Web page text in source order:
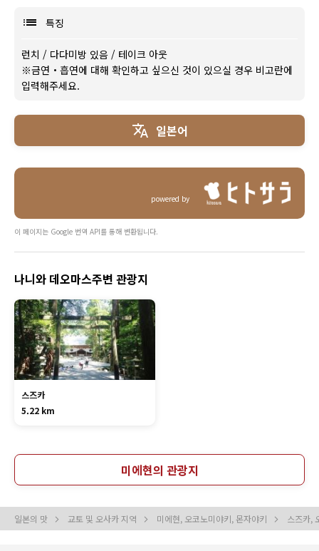
특징
런치 / 다다미방 있음 / 테이크 아웃
※금연・흡연에 대해 확인하고 싶으신 것이 있으실 경우 비고란에
입력해주세요.
일본어
powered by
이 페이지는 Google 번역 API를 통해 변환됩니다.
나니와 데오마스주변 관광지
스즈카
5.22 km
미에현의 관광지
일본의 맛 교토 및 오사카 지역 미에현, 오코노미야키, 몬자야키 스즈카,